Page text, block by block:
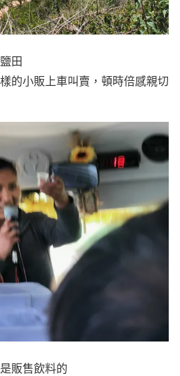
田
的小販上車叫賣，頓時倍感親切
販售飲料的